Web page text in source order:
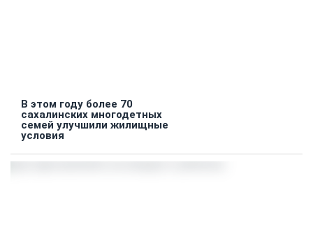
В этом году более 70
сахалинских многодетных
семей улучшили жилищные
условия